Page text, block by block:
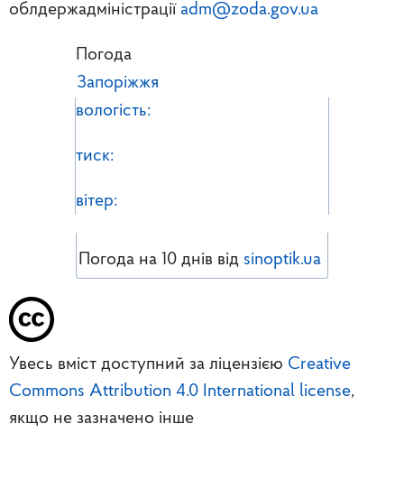
облдержадміністрації adm@zoda.gov.ua
Погода
Запоріжжя
вологість:
тиск:
вітер:
Погода на 10 днів від sinoptik.ua
Увесь вміст доступний за ліцензією Creative
Commons Attribution 4.0 International license,
якщо не зазначено інше